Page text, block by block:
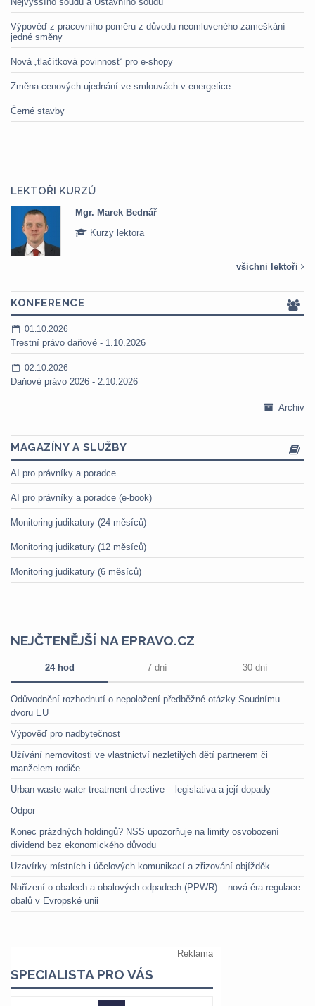
Výpověď z pracovního poměru z důvodu neomluveného zameškání
jedné směny
Nová „tlačítková povinnost“ pro e-shopy
Změna cenových ujednání ve smlouvách v energetice
Černé stavby
LEKTOŘI KURZŮ
Mgr. Marek Bednář
Kurzy lektora
všichni lektoři
KONFERENCE
01.10.2026
Trestní právo daňové - 1.10.2026
02.10.2026
Daňové právo 2026 - 2.10.2026
Archiv
MAGAZÍNY A SLUŽBY
AI pro právníky a poradce
AI pro právníky a poradce (e-book)
Monitoring judikatury (24 měsíců)
Monitoring judikatury (12 měsíců)
Monitoring judikatury (6 měsíců)
NEJČTENĚJŠÍ NA EPRAVO.CZ
24 hod 7 dní 30 dní
Odůvodnění rozhodnutí o nepoložení předběžné otázky Soudnímu
dvoru EU
Výpověď pro nadbytečnost
Užívání nemovitosti ve vlastnictví nezletilých dětí partnerem či
manželem rodiče
Urban waste water treatment directive – legislativa a její dopady
Odpor
Konec prázdných holdingů? NSS upozorňuje na limity osvobození
dividend bez ekonomického důvodu
Uzavírky místních i účelových komunikací a zřizování objížděk
Nařízení o obalech a obalových odpadech (PPWR) – nová éra regulace
obalů v Evropské unii